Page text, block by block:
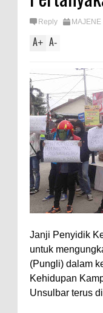
Reply MAJENE
A+ A-
Janji Penyidik
untuk
(Pungli) dalam
Kehidupan
Unsulbar terus